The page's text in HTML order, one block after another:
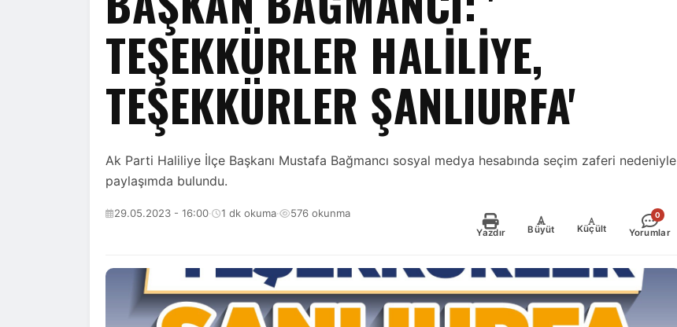
TEŞEKKÜRLER HALİLİYE,
TEŞEKKÜRLER ŞANLIURFA'
Ak Parti Haliliye İlçe Başkanı Mustafa Bağmancı sosyal medya hesabında seçim zaferi nedeniyle
paylaşımda bulundu.
29.05.2023 - 16:00· 1 dk okuma· 576 okunma
Yazdır
+
Büyüt
-
Küçült
0
Yorumlar